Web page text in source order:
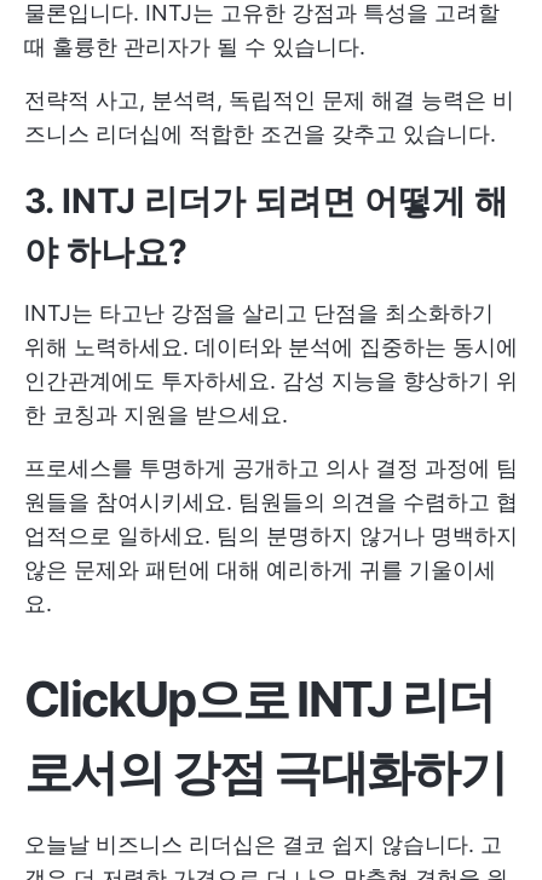
물론입니다. INTJ는 고유한 강점과 특성을 고려할
때 훌륭한 관리자가 될 수 있습니다.
전략적 사고, 분석력, 독립적인 문제 해결 능력은 비
즈니스 리더십에 적합한 조건을 갖추고 있습니다.
3. INTJ 리더가 되려면 어떻게 해
야 하나요?
INTJ는 타고난 강점을 살리고 단점을 최소화하기
위해 노력하세요. 데이터와 분석에 집중하는 동시에
인간관계에도 투자하세요. 감성 지능을 향상하기 위
한 코칭과 지원을 받으세요.
프로세스를 투명하게 공개하고 의사 결정 과정에 팀
원들을 참여시키세요. 팀원들의 의견을 수렴하고 협
업적으로 일하세요. 팀의 분명하지 않거나 명백하지
않은 문제와 패턴에 대해 예리하게 귀를 기울이세
요.
ClickUp으로 INTJ 리더
로서의 강점 극대화하기
오늘날 비즈니스 리더십은 결코 쉽지 않습니다. 고